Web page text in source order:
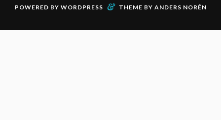
POWERED BY WORDPRESS & THEME BY ANDERS NORÉN